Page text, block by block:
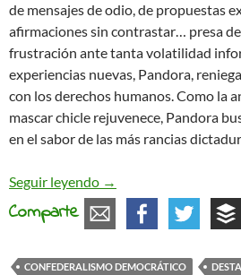
de mensajes de odio, de propuestas
afirmaciones sin contrastar… presa
frustración ante tanta volatilidad
experiencias nuevas, Pandora,
con los derechos humanos. Como la
mascar chicle rejuvenece, Pandora
en el sabor de las más rancias
Seguir leyendo Pandora en el Kurdistán
→
Comparte
CONFEDERALISMO DEMOCRÁTICO